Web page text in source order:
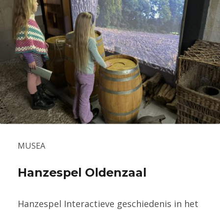
MUSEA
Hanzespel Oldenzaal
Hanzespel Interactieve geschiedenis in het